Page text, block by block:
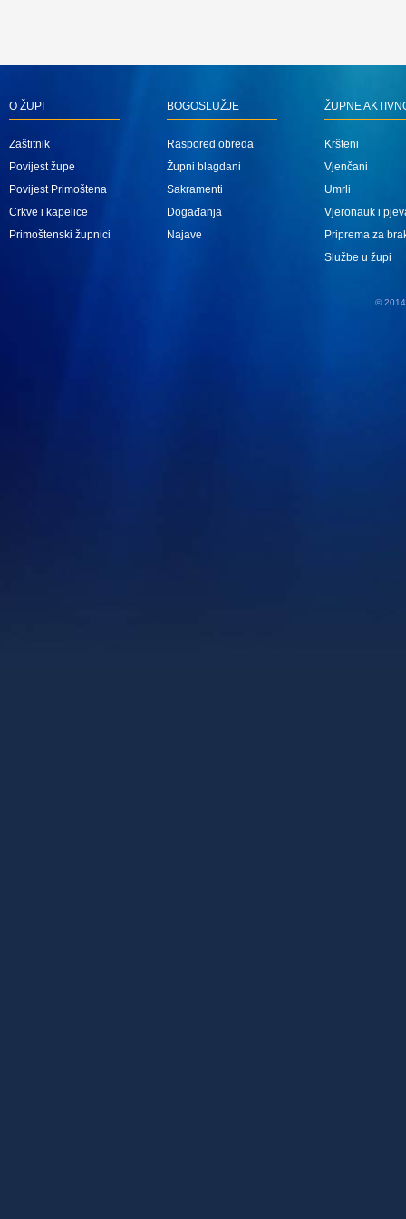
O ŽUPI
Zaštitnik
Povijest župe
Povijest Primoštena
Crkve i kapelice
Primoštenski župnici
BOGOSLUŽJE
Raspored obreda
Župni blagdani
Sakramenti
Događanja
Najave
ŽUPNE
Kršteni
Vjenčani
Umrli
Vjeronauk i
Priprema za
Službe u župi
© 2014